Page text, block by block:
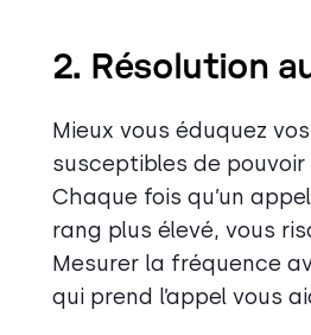
2. Résolution
Mieux vous éduquez
susceptibles de
Chaque fois qu’un
rang plus élevé, vous
Mesurer la fréquence
qui prend l’appel vous